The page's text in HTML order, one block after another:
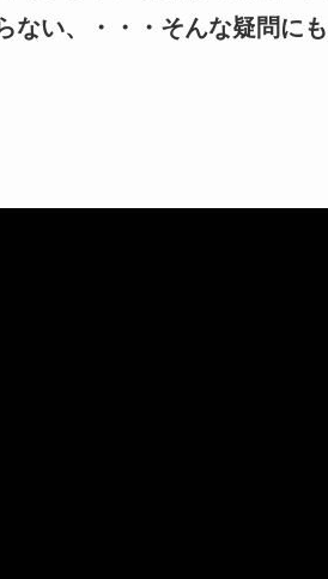
い、・・・そんな疑問にも